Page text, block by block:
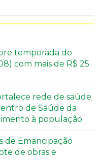
temporada do
com mais de R$ 25
rede de saúde
de Saúde da
à população
de Emancipação
de obras e